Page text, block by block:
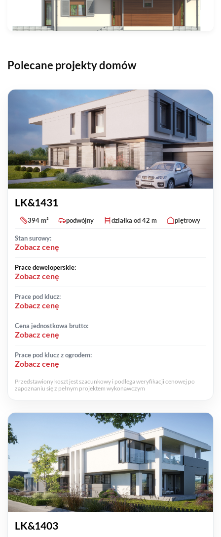
Polecane projekty domów
LK&1431
394 m² podwójny działka od 42 m piętrowy
Stan surowy:
Zobacz cenę
Prace deweloperskie:
Zobacz cenę
Prace pod klucz:
Zobacz cenę
Cena jednostkowa brutto:
Zobacz cenę
Prace pod klucz z ogrodem:
Zobacz cenę
Przedstawiony koszt jest szacunkowy i podlega weryfikacji cenowej po
zapoznaniu się z pełnym projektem wykonawczym
LK&1403